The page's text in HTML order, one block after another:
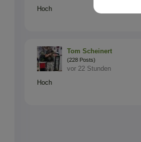
Hoch
Tom Scheinert
(228 Posts)
vor 22 Stunden
Hoch